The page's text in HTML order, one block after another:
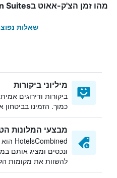
מהו זמן הצ'ק-אאוט בVilla Despina Green Suites?
שאלות
מיליוני ביקורות
ביקורות ודירוגים
כמוך. הזמינו
מבצעי המלונות
ונכסים ומציג אותם
להשוות את מקומות